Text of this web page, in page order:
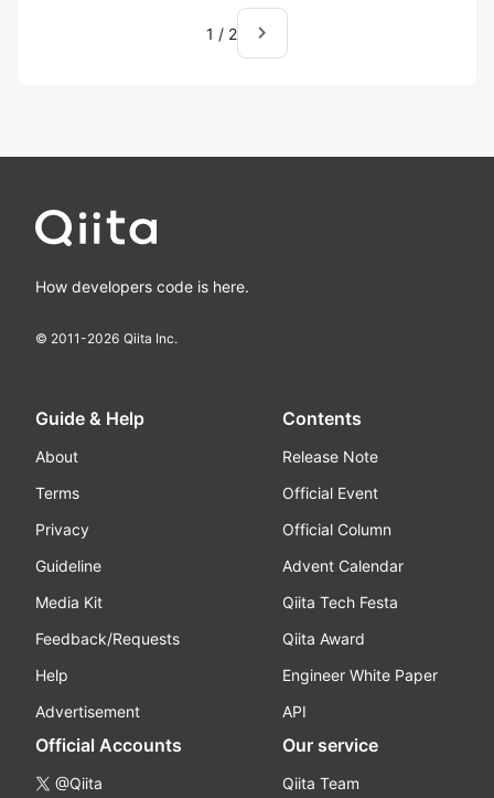
1 / 2 navigate_next
How developers code is here.
© 2011-2026 Qiita Inc.
Guide & Help
About
Terms
Privacy
Guideline
Media Kit
Feedback/Requests
Help
Advertisement
Contents
Release Note
Official Event
Official Column
Advent Calendar
Qiita Tech Festa
Qiita Award
Engineer White Paper
API
Official Accounts
@Qiita
Our service
Qiita Team